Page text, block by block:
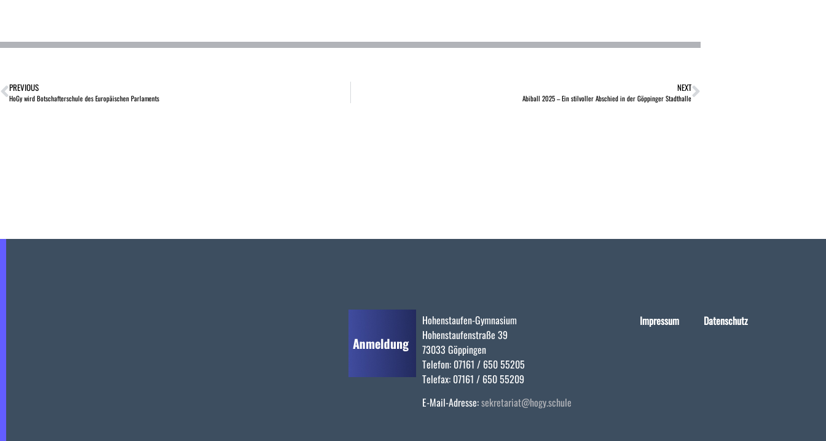
PREVIOUS
HoGy wird Botschafterschule des Europäischen Parlaments
NEXT
Abiball 2025 – Ein stilvoller Abschied in der Göppinger Stadthalle
Hohenstaufen-Gymnasium
Hohenstaufenstraße 39
73033 Göppingen
Telefon: 07161 / 650 55205
Telefax: 07161 / 650 55209
E-Mail-Adresse:sekretariat@hogy.schule
Impressum Datenschutz